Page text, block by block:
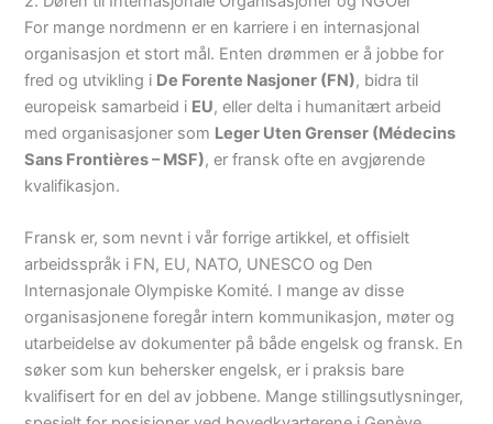
For mange nordmenn er en karriere i en internasjonal
organisasjon et stort mål. Enten drømmen er å jobbe for
fred og utvikling i De Forente Nasjoner (FN), bidra til
europeisk samarbeid i EU, eller delta i humanitært arbeid
med organisasjoner som Leger Uten Grenser (Médecins
Sans Frontières – MSF), er fransk ofte en avgjørende
kvalifikasjon.
Fransk er, som nevnt i vår forrige artikkel, et offisielt
arbeidsspråk i FN, EU, NATO, UNESCO og Den
Internasjonale Olympiske Komité. I mange av disse
organisasjonene foregår intern kommunikasjon, møter og
utarbeidelse av dokumenter på både engelsk og fransk. En
søker som kun behersker engelsk, er i praksis bare
kvalifisert for en del av jobbene. Mange stillingsutlysninger,